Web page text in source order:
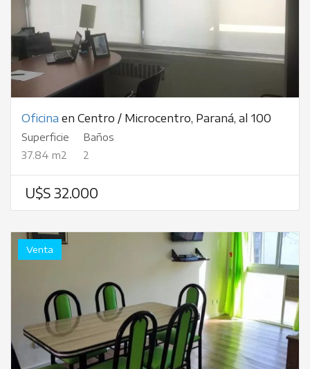
Oficina en Centro / Microcentro, Paraná, al 100
Superficie
37.84 m2
Baños
2
U$S 32.000
Venta